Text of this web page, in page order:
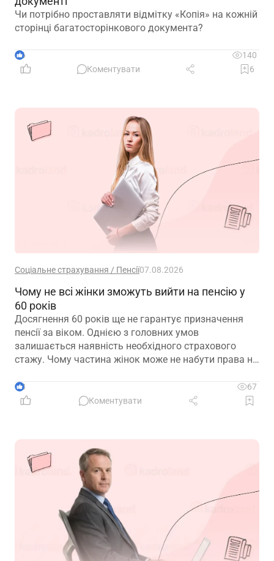
Чи потрібно проставляти відмітку «Копія» на кожній
сторінці багатосторінкового документа?
6
140
Коментувати
6
Соціальне страхування / Пенсії07.08.2026
Чому не всі жінки зможуть вийти на пенсію у
60 років
Досягнення 60 років ще не гарантує призначення
пенсії за віком. Однією з головних умов
залишається наявність необхідного страхового
стажу. Чому частина жінок може не набути права на
законодавство – розглянуто в матеріалі
3
67
Коментувати